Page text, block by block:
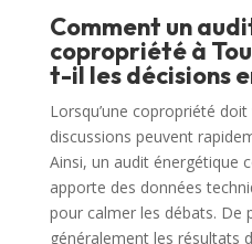
Comment un
copropriété à
t-il les décisions
Lorsqu’une copropriété
discussions peuvent
Ainsi, un audit énergétique
apporte des données
pour calmer les débats. De
généralement les résultats